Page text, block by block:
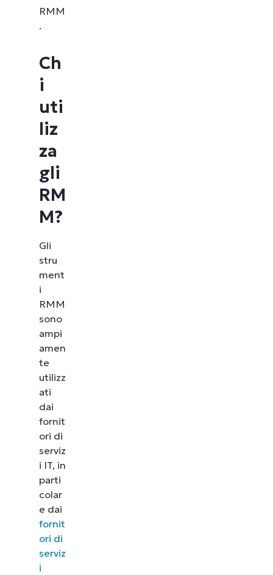
RMM
.
Ch
i
uti
liz
za
gli
RM
M?
Gli
stru
ment
i
RMM
sono
ampi
amen
te
utilizz
ati
dai
fornit
ori di
serviz
i IT, in
parti
colar
e dai
fornit
ori di
serviz
i